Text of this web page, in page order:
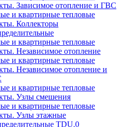
Зависимое отопление и ГВС
и квартирные тепловые
Коллекторы
и квартирные тепловые
Независимое отопление
и квартирные тепловые
Независимое отопление и
и квартирные тепловые
Узлы смешения
и квартирные тепловые
Узлы этажные
TDU.0